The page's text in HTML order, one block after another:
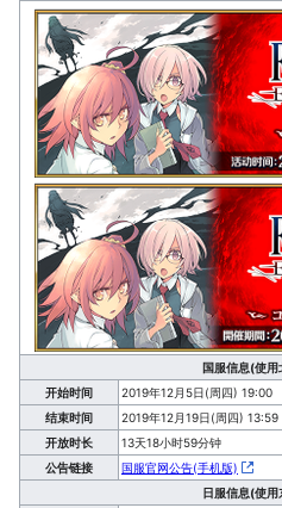
国服信息(使用
开始时间
2019年12月5日(周四) 19:00
结束时间
2019年12月19日(周四) 13:59
开放时长
13天18小时59分钟
公告链接
国服官网公告(手机版)
日服信息(使用